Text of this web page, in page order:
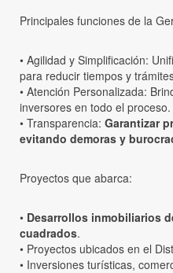
Principales funciones de la
• Agilidad y Simplificación:
para reducir tiempos y
• Atención Personalizada:
inversores en todo el proceso.
• Transparencia: Garantizar
evitando demoras y
Proyectos que abarca:
• Desarrollos inmobiliarios
cuadrados.
• Proyectos ubicados en el
• Inversiones turísticas,